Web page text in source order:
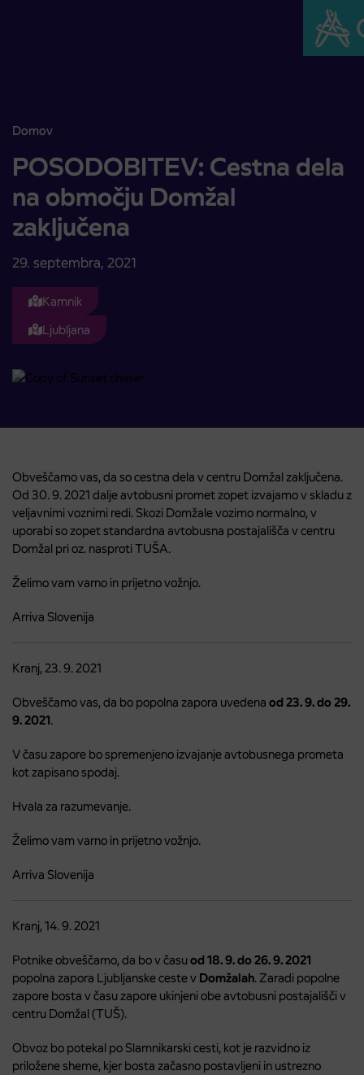
Domov
POSODOBITEV: Cestna dela na območju Domžal zaključena
POSODOBITEV: Cestna dela
na območju Domžal
zaključena
29. septembra, 2021
Kamnik
Ljubljana
Obveščamo vas, da so cestna dela v centru Domžal zaključena.
Od 30. 9. 2021 dalje avtobusni promet zopet izvajamo v skladu z
veljavnimi voznimi redi. Skozi Domžale vozimo normalno, v
uporabi so zopet standardna avtobusna postajališča v centru
Domžal pri oz. nasproti TUŠA.
Želimo vam varno in prijetno vožnjo.
Arriva Slovenija
Kranj, 23. 9. 2021
Obveščamo vas, da bo popolna zapora uvedena od 23. 9. do 29.
9. 2021.
V času zapore bo spremenjeno izvajanje avtobusnega prometa
kot zapisano spodaj.
Hvala za razumevanje.
Želimo vam varno in prijetno vožnjo.
Arriva Slovenija
Kranj, 14. 9. 2021
Potnike obveščamo, da bo v času od 18. 9. do 26. 9. 2021
popolna zapora Ljubljanske ceste v Domžalah. Zaradi popolne
zapore bosta v času zapore ukinjeni obe avtobusni postajališči v
centru Domžal (TUŠ).
Obvoz bo potekal po Slamnikarski cesti, kot je razvidno iz
priložene sheme, kjer bosta začasno postavljeni in ustrezno